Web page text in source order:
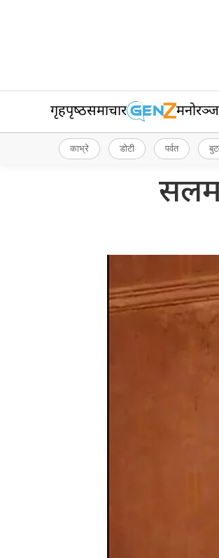
गृहपृष्‍ठसमाचार
काभ्रे डोटी पर्वत